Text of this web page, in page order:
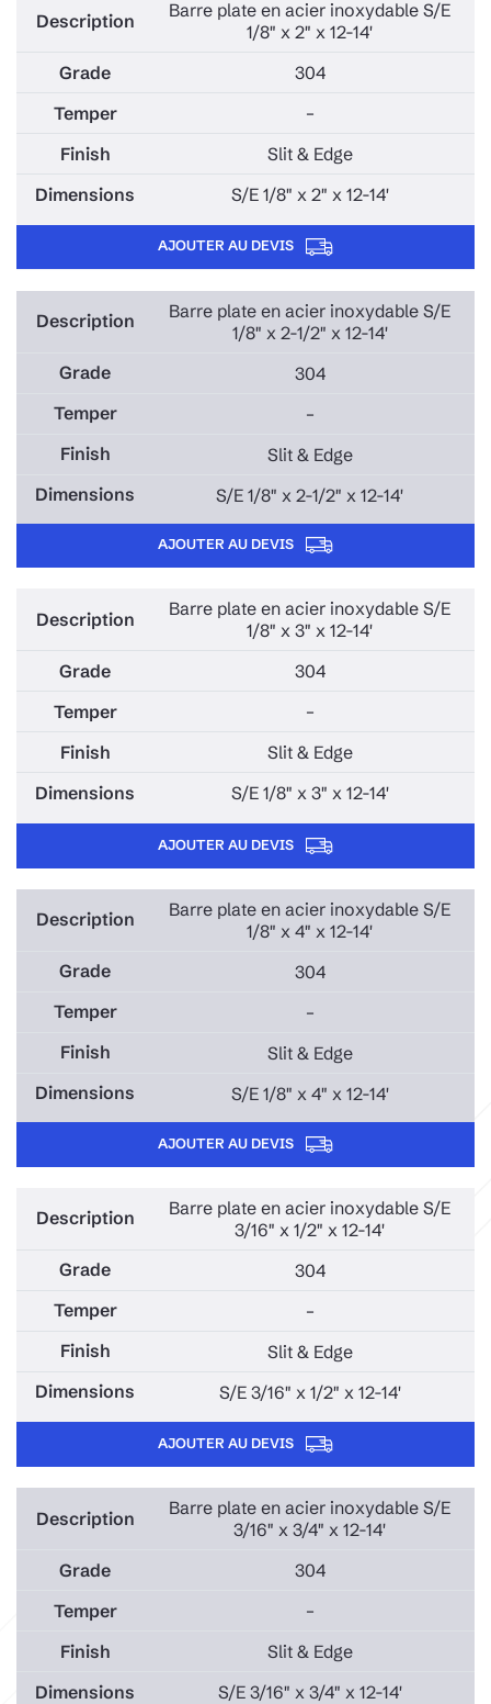
Barre plate en acier inoxydable S/E
1/8" x 2" x 12-14'
304
–
Slit & Edge
S/E 1/8" x 2" x 12-14'
AJOUTER AU DEVIS
Barre plate en acier inoxydable S/E
1/8" x 2-1/2" x 12-14'
304
–
Slit & Edge
S/E 1/8" x 2-1/2" x 12-14'
AJOUTER AU DEVIS
Barre plate en acier inoxydable S/E
1/8" x 3" x 12-14'
304
–
Slit & Edge
S/E 1/8" x 3" x 12-14'
AJOUTER AU DEVIS
Barre plate en acier inoxydable S/E
1/8" x 4" x 12-14'
304
–
Slit & Edge
S/E 1/8" x 4" x 12-14'
AJOUTER AU DEVIS
Barre plate en acier inoxydable S/E
3/16" x 1/2" x 12-14'
304
–
Slit & Edge
S/E 3/16" x 1/2" x 12-14'
AJOUTER AU DEVIS
Barre plate en acier inoxydable S/E
3/16" x 3/4" x 12-14'
304
–
Slit & Edge
S/E 3/16" x 3/4" x 12-14'